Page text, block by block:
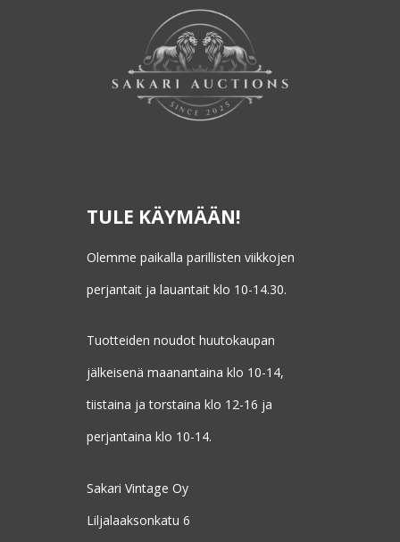
TULE KÄYMÄÄN!
Olemme paikalla parillisten viikkojen
perjantait ja lauantait klo 10-14.30.
Tuotteiden noudot huutokaupan
jälkeisenä maanantaina klo 10-14,
tiistaina ja torstaina klo 12-16 ja
perjantaina klo 10-14.
Sakari Vintage Oy
Liljalaaksonkatu 6